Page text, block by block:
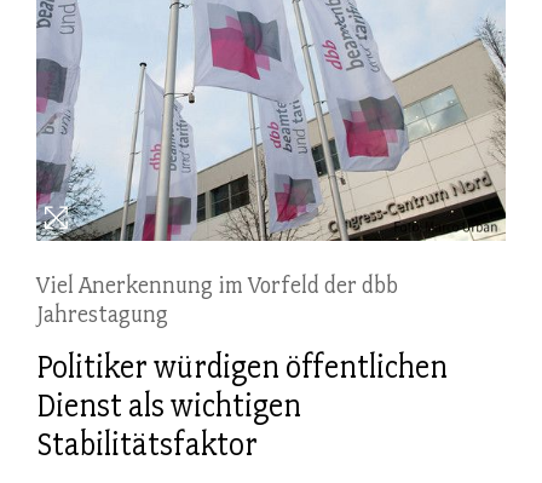
Viel Anerkennung im Vorfeld der dbb
Jahrestagung
Politiker würdigen öffentlichen
Dienst als wichtigen
Stabilitätsfaktor